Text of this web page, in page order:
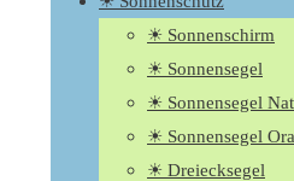
☀ Sonnenschirm
☀ Sonnensegel
☀ Sonnensegel
☀ Sonnensegel
☀ Dreiecksegel